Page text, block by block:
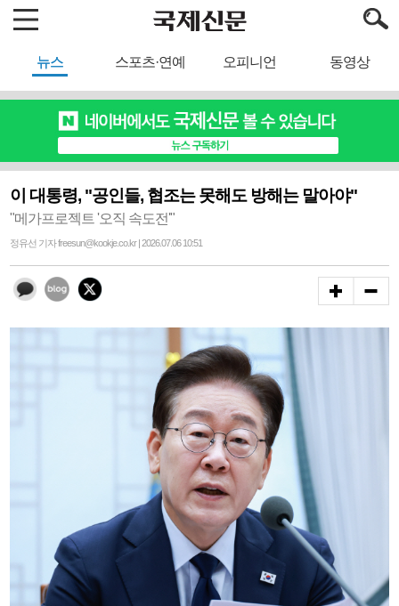
뉴스 스포츠·연예 오피니언 동영상
이 대통령, "공인들, 협조는 못해도 방해는 말아야"
"메가프로젝트 '오직 속도전'"
정유선 기자 freesun@kookje.co.kr | 2026.07.06 10:51